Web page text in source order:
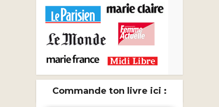
Commande ton livre ici :